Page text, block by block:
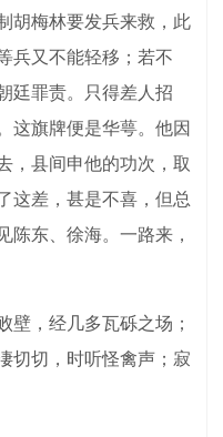
胡梅林要发兵来救，此
兵又不能轻移；若不
廷罪责。只得差人招
这旗牌便是华萼。他因
，县间申他的功次，取
这差，甚是不喜，但总
陈东、徐海。一路来，
，经几多瓦砾之场；
切切，时听怪禽声；寂